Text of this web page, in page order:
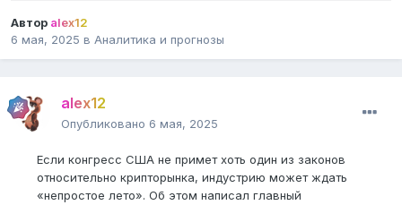
Автор alex12
6 мая, 2025 в Аналитика и прогнозы
alex12
Опубликовано 6 мая, 2025
Если конгресс США не примет хоть один из законов
относительно крипторынка, индустрию может ждать
«непростое лето». Об этом написал главный